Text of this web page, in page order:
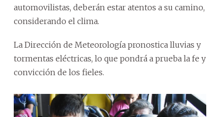
automovilistas, deberán estar atentos a su camino,
considerando el clima.
La Dirección de Meteorología pronostica lluvias y
tormentas eléctricas, lo que pondrá a prueba la fe y
convicción de los fieles.